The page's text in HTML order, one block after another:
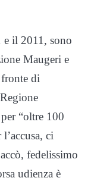
il 2011, sono
Maugeri e
di
“oltre 100
ci
fedelissimo
udienza è